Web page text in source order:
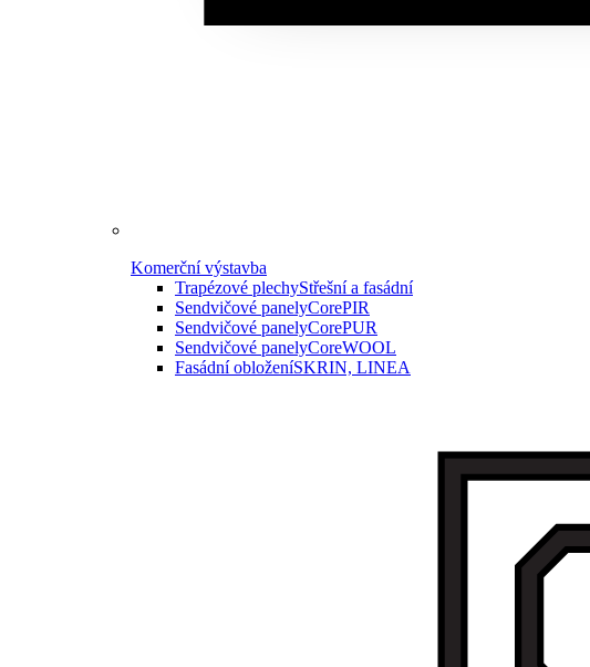
Komerční výstavba
Trapézové plechyStřešní a fasádní
Sendvičové panelyCorePIR
Sendvičové panelyCorePUR
Sendvičové panelyCoreWOOL
Fasádní obloženíSKRIN, LINEA